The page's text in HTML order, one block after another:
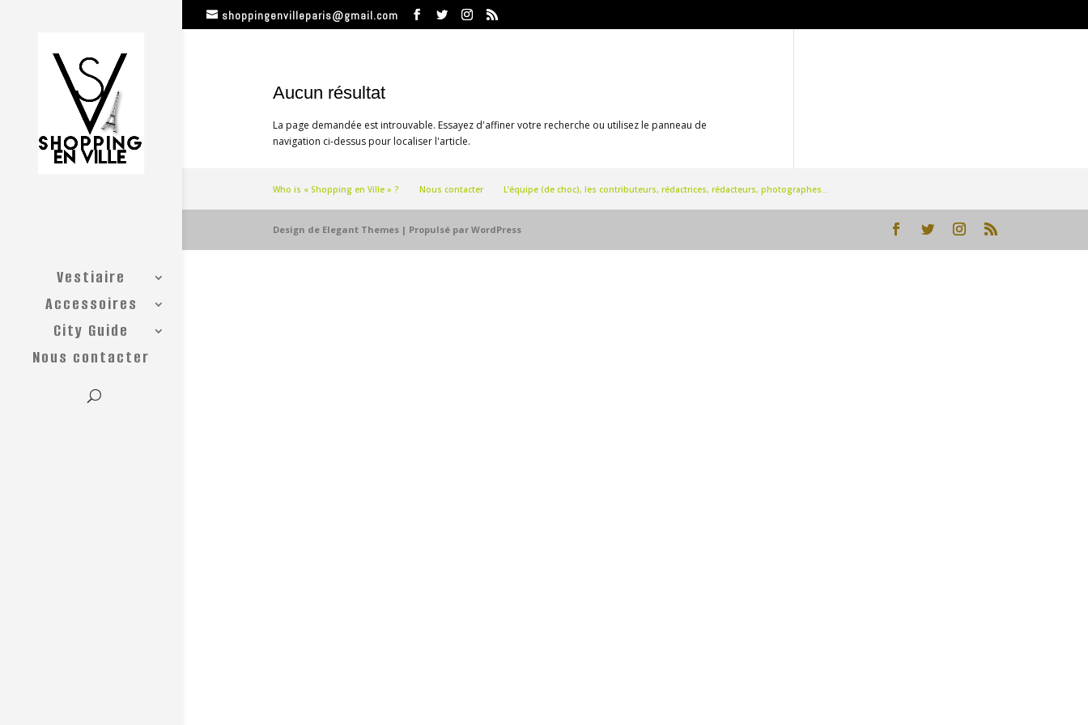
shoppingenvilleparis@gmail.com
Vestiaire
Accessoires
City Guide
Nous contacter
Aucun résultat
La page demandée est introuvable. Essayez d'affiner votre recherche ou utilisez le panneau de
navigation ci-dessus pour localiser l'article.
Who is « Shopping en Ville » ? Nous contacter L’équipe (de choc), les contributeurs, rédactrices, rédacteurs, photographes…
Design de Elegant Themes| Propulsé par WordPress